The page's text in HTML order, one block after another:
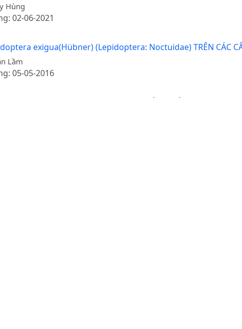
Hùng
02-06-2021
exigua(Hübner) (Lepidoptera: Noctuidae) TRÊN CÁC
Lầm
05-05-2016